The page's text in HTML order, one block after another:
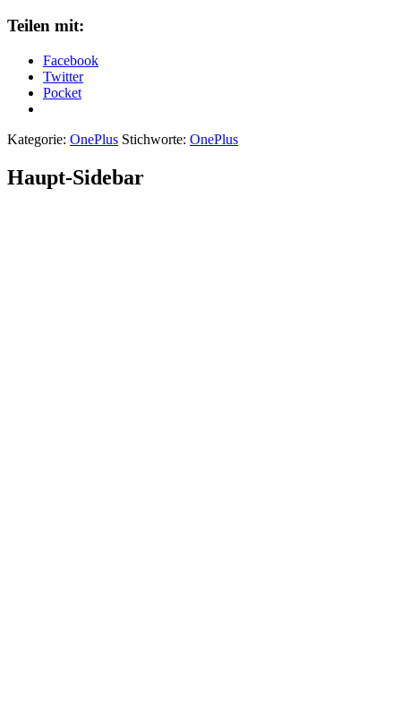
Teilen mit:
Facebook
Twitter
Pocket
Kategorie: OnePlus Stichworte: OnePlus
Haupt-Sidebar